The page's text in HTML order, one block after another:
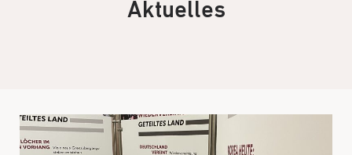
Aktuelles